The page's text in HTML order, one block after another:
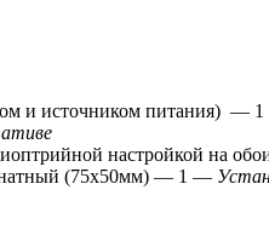
и источником питания) — 1
настройкой на
(75х50мм) — 1 —